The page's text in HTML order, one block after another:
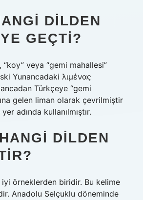
DILDEN
GEÇTI?
veya “gemi mahallesi”
Yunancadaki λιμένας
Türkçeye “gemi
gelen liman olarak çevrilmiştir
adında kullanılmıştır.
DILDEN
iyi örneklerden biridir. Bu kelime
Anadolu Selçuklu döneminde